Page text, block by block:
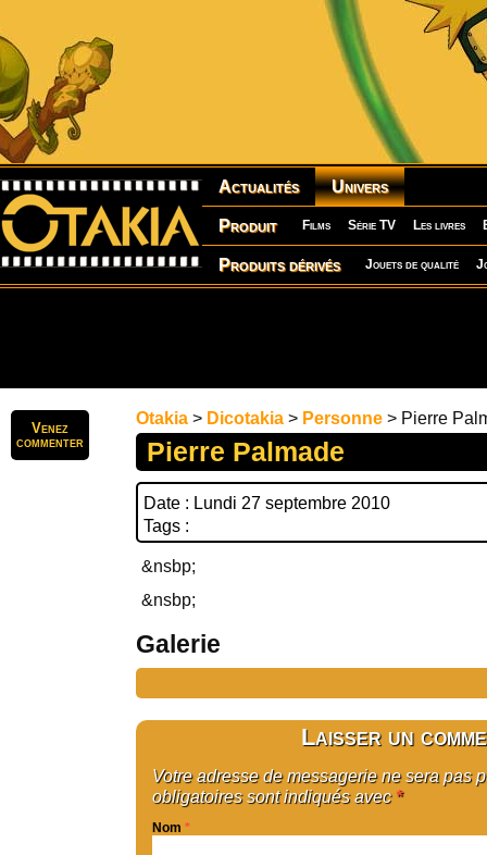
Actualités Univers
Produit Films Série TV Les livres
Produits dérivés Jouets de qualité
Venez
commenter
Otakia > Dicotakia > Personne > Pierre
Pierre Palmade
Date : Lundi 27 septembre 2010
Tags :
&nsbp;
&nsbp;
Galerie
Laisser un
Votre adresse de messagerie ne sera pas
obligatoires sont indiqués avec *
Nom *